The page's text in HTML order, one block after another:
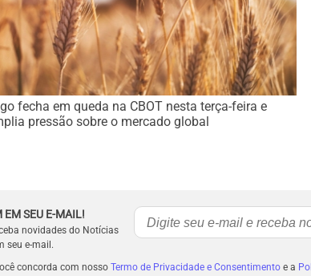
fecha em queda na CBOT nesta terça-feira e
pressão sobre o mercado global
EM SEU E-MAIL!
novidades do Notícias
seu e-mail.
concorda com nosso Termo de Privacidade e Consentimentoe a